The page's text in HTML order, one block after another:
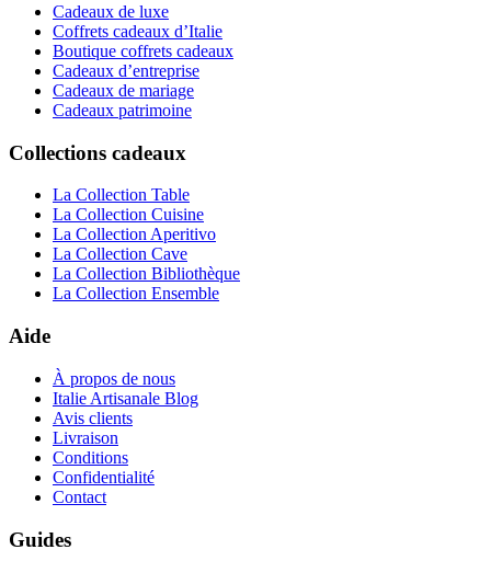
Cadeaux de luxe
Coffrets cadeaux d’Italie
Boutique coffrets cadeaux
Cadeaux d’entreprise
Cadeaux de mariage
Cadeaux patrimoine
Collections cadeaux
La Collection Table
La Collection Cuisine
La Collection Aperitivo
La Collection Cave
La Collection Bibliothèque
La Collection Ensemble
Aide
À propos de nous
Italie Artisanale Blog
Avis clients
Livraison
Conditions
Confidentialité
Contact
Guides